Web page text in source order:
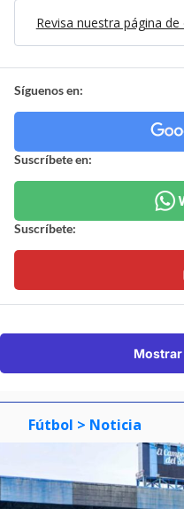
Revisa nuestra página
Síguenos en:
Suscríbete en:
Suscríbete:
Fútbol > Noticia